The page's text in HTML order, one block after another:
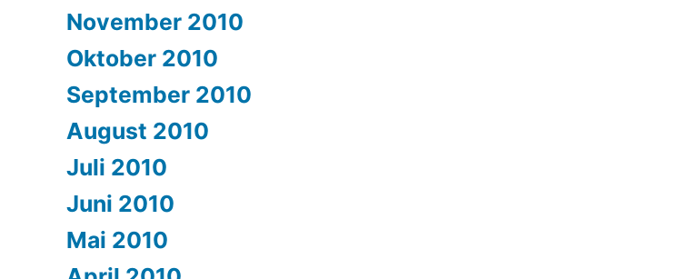
November 2010
Oktober 2010
September 2010
August 2010
Juli 2010
Juni 2010
Mai 2010